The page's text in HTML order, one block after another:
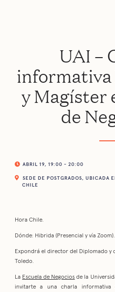
UAI –
y Magíster
de
ABRIL 19, 19:00 - 20:00
SEDE DE POSTGRADOS, UBICADA
CHILE
Hora Chile.
Dónde: Hibrida (Presencial y vía Zoom).
Expondrá el director del Diplomado y
Toledo.
La Escuela de Negocios de la
invitarte a una charla informativa